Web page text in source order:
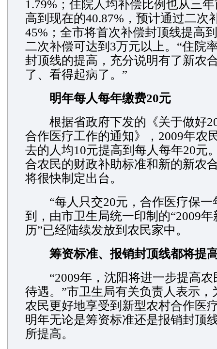
1.79%；住院人均补偿比例也从三
高到现在的40.87%，预计通过二次
45%；全市将首次补偿封顶线提高
二次补偿可达到3万元以上。“住院
封顶线的提高，充分说明有了新农
了、看得起病了。”
明年每人每年缴费20元
根据省政府下发的《关于做好
合作医疗工作的通知》，2009年农
去的人均10元提高到每人每年20元
合农民的财政补助标准和新的新农
将很快制定出台。
“每人只交20元，合作医疗保一
到，由市卫生局统一印制的“2009
历”已经陆续发放到农民家中。
筹资标准、报销封顶线都将提
“2009年，沈阳将进一步提高农
待遇。”市卫生局有关负责人表示，
农民更好地享受到新型农村合作医
明年无论是筹资标准还是报销封顶
所提高。